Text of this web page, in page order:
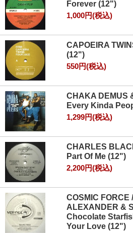
Forever (12")
1,000円(税込)
CAPOEIRA
(12")
550円(税込)
CHAKA DEMUS
Every Kinda
1,299円(税込)
CHARLES
Part Of Me (12")
2,200円(税込)
COSMIC FORCE
ALEXANDER &
Chocolate
Your Love (12")